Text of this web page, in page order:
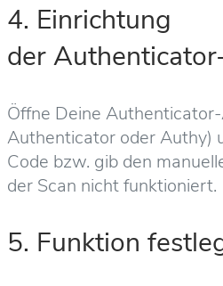
4. Einrichtung
der
Öffne Deine
Authenticator oder Authy)
Code bzw. gib den
der Scan nicht funktioniert.
5. Funktion